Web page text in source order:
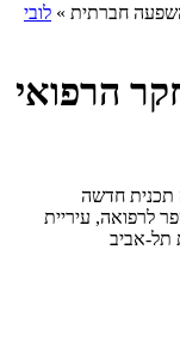
חברתית » לובי
הרפואי
תכנית חדשה
לרפואה, עיריית
תל-אביב